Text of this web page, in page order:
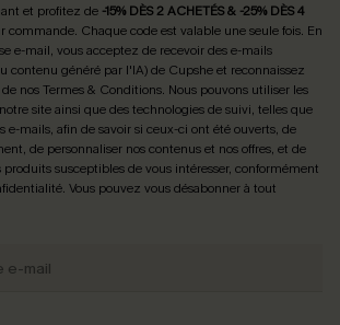
et profitez de -15% DÈS 2 ACHETÉS & -25% DÈS 4
commande. Chaque code est valable une seule fois. En
e-mail, vous acceptez de recevoir des e-mails
contenu généré par l'IA) de Cupshe et reconnaissez
nosTermes & Conditions. Nous pouvons utiliser les
site ainsi que des technologies de suivi, telles que
e-mails, afin de savoir si ceux-ci ont été ouverts, de
de personnaliser nos contenus et nos offres, et de
susceptibles de vous intéresser, conformément
. Vous pouvez vous désabonner à tout